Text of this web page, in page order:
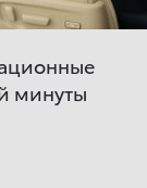
минуты